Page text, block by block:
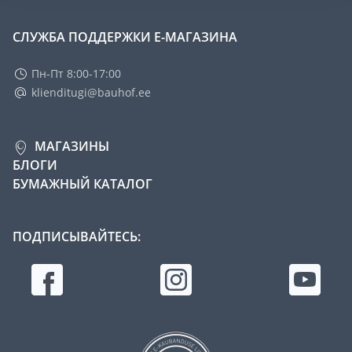
СЛУЖБА ПОДДЕРЖКИ Е-МАГАЗИНА
Пн-Пт 8:00-17:00
klienditugi@bauhof.ee
МАГАЗИНЫ
БЛОГИ
БУМАЖНЫЙ КАТАЛОГ
ПОДПИСЫВАЙТЕСЬ: